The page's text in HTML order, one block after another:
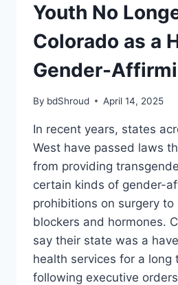
Youth No
Colorado as a
Gender-
By bdShroud April 14, 2025
In recent years, states
West have passed laws
from providing
certain kinds of gender-
prohibitions on surgery
blockers and hormones.
say their state was a
health services for a long
following executive